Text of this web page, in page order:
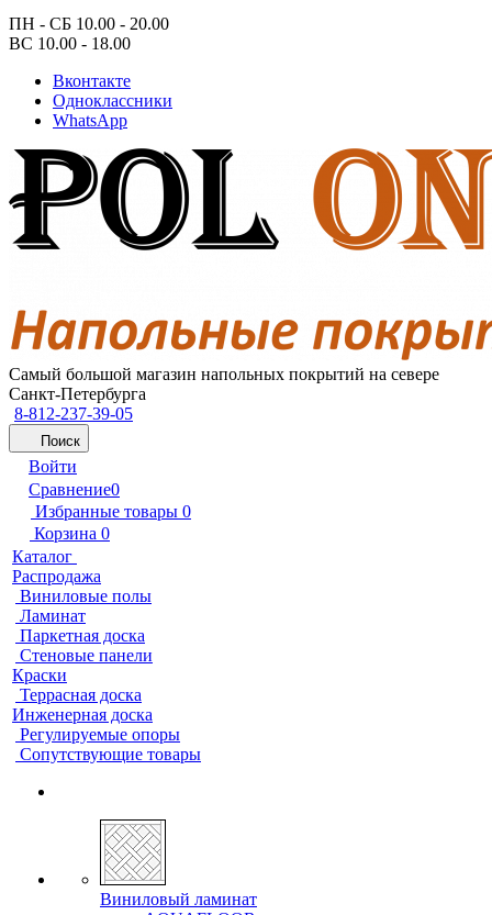
ПН - СБ 10.00 - 20.00
ВС 10.00 - 18.00
Вконтакте
Одноклассники
WhatsApp
Самый большой магазин напольных покрытий на севере
Санкт-Петербурга
8-812-237-39-05
Поиск
Войти
Сравнение0
Избранные товары 0
Корзина 0
Каталог
Распродажа
Виниловые полы
Ламинат
Паркетная доска
Стеновые панели
Краски
Террасная доска
Инженерная доска
Регулируемые опоры
Сопутствующие товары
Виниловый ламинат